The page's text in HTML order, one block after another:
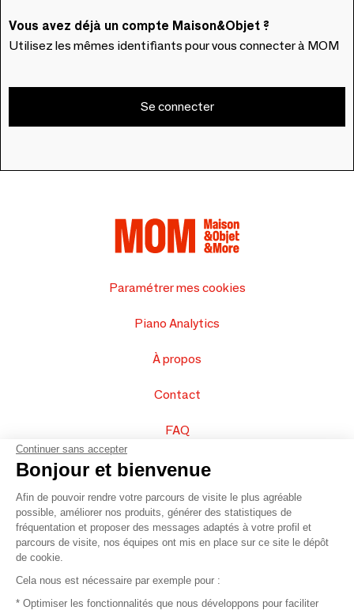
Vous avez déjà un compte Maison&Objet ?
Utilisez les mêmes identifiants pour vous connecter à MOM
Se connecter
Paramétrer mes cookies
Piano Analytics
À propos
Contact
FAQ
Vendez vos produits
Plan du site
© 2016 –Organisation SAFI
Continuer sans accepter
Bonjour et bienvenue
Afin de pouvoir rendre votre parcours de visite le plus agréable
possible, améliorer nos produits, générer des statistiques de
fréquentation et proposer des messages adaptés à votre profil et
parcours de visite, nos équipes ont mis en place sur ce site le dépôt
de cookie.
Cela nous est nécessaire par exemple pour :
* Optimiser les fonctionnalités que nous développons pour faciliter